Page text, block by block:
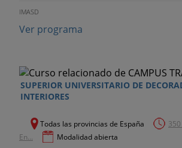
- Ubicación
10. Promociones
- Pasos para crear una promoción
Cursos Incluidos a coste Cero
IMASD
Ver programa
SUPERIOR UNIVERSITARIO DE
INTERIORES
Todas las provincias de España
En...
Modalidad abierta